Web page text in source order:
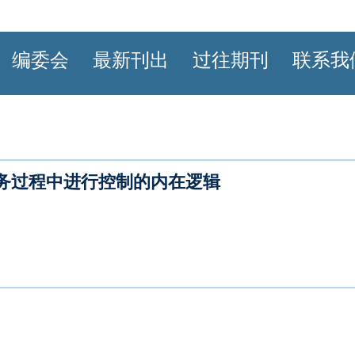
编委会 最新刊出 过往期刊 联系我
程中进行控制的内在逻辑